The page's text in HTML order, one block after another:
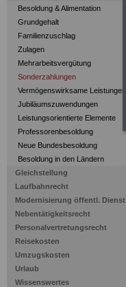
Besoldung & Alimentation
Grundgehalt
Familienzuschlag
Zulagen
Mehrarbeitsvergütung
Sonderzahlungen
Vermögenswirksame Leistungen
Jubiläumszuwendungen
Leistungsorientierte Elemente
Professorenbesoldung
Neue Bundesbesoldung
Besoldung in den Ländern
Gleichstellung
Laufbahnrecht
Modernisierung öffentl. Dienst
Nebentätigkeitsrecht
Personalvertretungsrecht
Reisekosten
Umzugskosten
Urlaub
Wissenswertes